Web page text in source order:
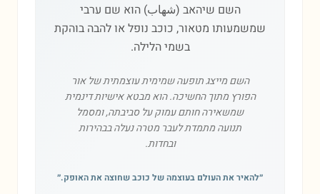
השם שיהאב (شهاب) הוא שם ערבי
שמשמעותו מטאור, כוכב נופל או להבה בוהקת
בשמי הלילה.
השם מייצג תופעה שמימית עוצמתית של אור
הפורץ מתוך החשיכה. הוא מבטא אישיות דינמית
שמשאירה חותם עמוק על סביבתה, ומסמל
תנועה מתמדת לעבר מטרה נעלה בבהירות
ובחדות.
״להאיר את העולם בעוצמה של כוכב שחוצה את האופק.״